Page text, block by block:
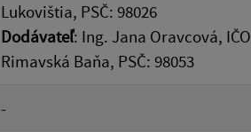
Lukovištia, PSČ: 98026
Dodávateľ: Ing. Jana Oravcová,
Rimavská Baňa, PSČ: 98053
-